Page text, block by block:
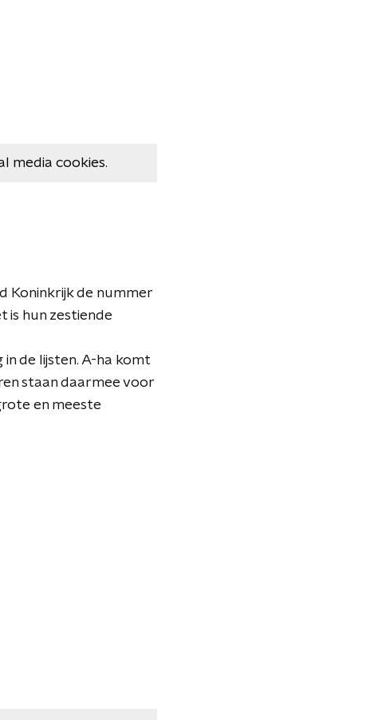
media cookies.
Koninkrijk de nummer
is hun zestiende
de lijsten. A-ha komt
staan daarmee voor
en meeste